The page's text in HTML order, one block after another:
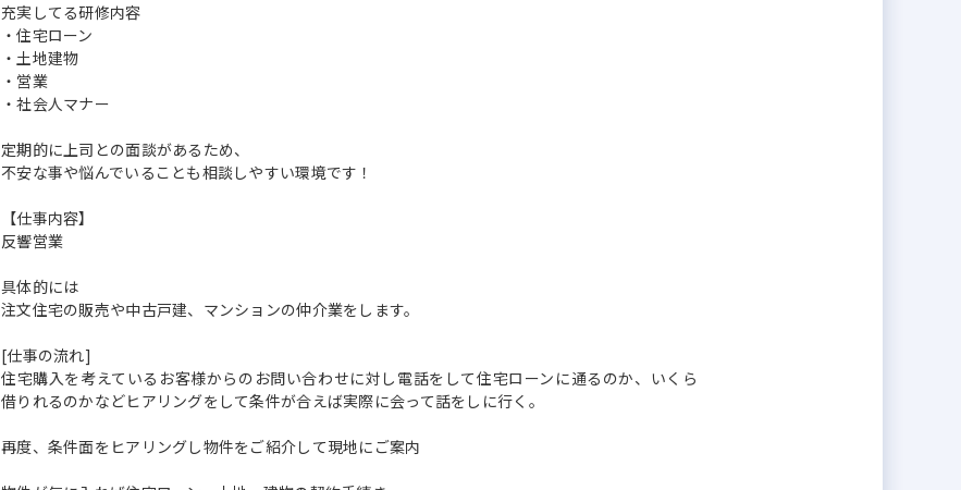
充実してる研修内容
・住宅ローン
・土地建物
・営業
・社会人マナー
定期的に上司との面談があるため、
不安な事や悩んでいることも相談しやすい環境です！
【仕事内容】
反響営業
具体的には
注文住宅の販売や中古戸建、マンションの仲介業をします。
[仕事の流れ]
住宅購入を考えているお客様からのお問い合わせに対し電話をして住宅ローンに通るのか、いくら
借りれるのかなどヒアリングをして条件が合えば実際に会って話をしに行く。
再度、条件面をヒアリングし物件をご紹介して現地にご案内